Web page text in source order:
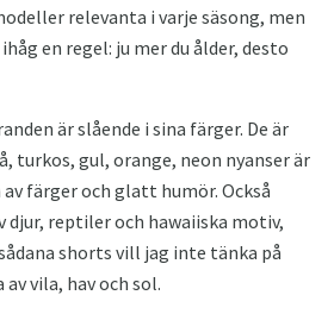
relevanta i varje säsong, men
en regel: ju mer du ålder, desto
är slående i sina färger. De är
turkos, gul, orange, neon nyanser är
färger och glatt humör. Också
djur, reptiler och hawaiiska motiv,
shorts vill jag inte tänka på
vila, hav och sol.